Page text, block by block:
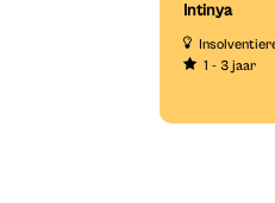
Intinya
1 - 3 jaar